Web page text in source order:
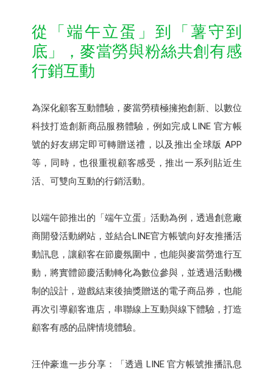
從「端午立蛋」到「薯守到
底」，麥當勞與粉絲共創有感
行銷互動
為深化顧客互動體驗，麥當勞積極擁抱創新、以數位
科技打造創新商品服務體驗，例如完成 LINE 官方帳
號的好友綁定即可轉贈送禮，以及推出全球版 APP
等，同時，也很重視顧客感受，推出一系列貼近生
活、可雙向互動的行銷活動。
以端午節推出的「端午立蛋」活動為例，透過創意廠
商開發活動網站，並結合LINE官方帳號向好友推播活
動訊息，讓顧客在節慶氛圍中，也能與麥當勞進行互
動，將實體節慶活動轉化為數位參與，並透過活動機
制的設計，遊戲結束後抽獎贈送的電子商品券，也能
再次引導顧客進店，串聯線上互動與線下體驗，打造
顧客有感的品牌情境體驗。
汪仲豪進一步分享：「透過 LINE 官方帳號推播訊息